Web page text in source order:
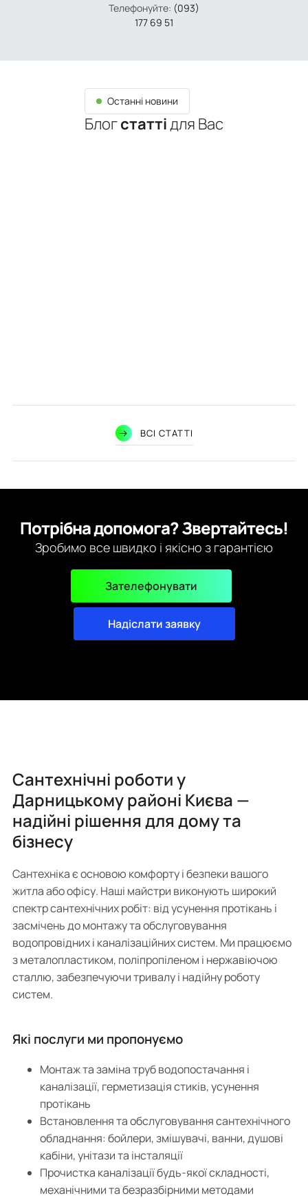
Телефонуйте: (093)
177 69 51
Останні новини
Блогстаттідля Вас
ВСІ СТАТТІ
Потрібна допомога? Звертайтесь!
Зробимо все швидко і якісно з гарантією
Зателефонувати
Надіслати заявку
Сантехнічні роботи у
Дарницькому районі Києва —
надійні рішення для дому та
бізнесу
Сантехніка є основою комфорту і безпеки вашого
житла або офісу. Наші майстри виконують широкий
спектр сантехнічних робіт: від усунення протікань і
засмічень до монтажу та обслуговування
водопровідних і каналізаційних систем. Ми працюємо
з металопластиком, поліпропіленом і нержавіючою
сталлю, забезпечуючи тривалу і надійну роботу
систем.
Які послуги ми пропонуємо
Монтаж та заміна труб водопостачання і
каналізації, герметизація стиків, усунення
протікань
Встановлення та обслуговування сантехнічного
обладнання: бойлери, змішувачі, ванни, душові
кабіни, унітази та інсталяції
Прочистка каналізації будь-якої складності,
механічними та безразбірними методами